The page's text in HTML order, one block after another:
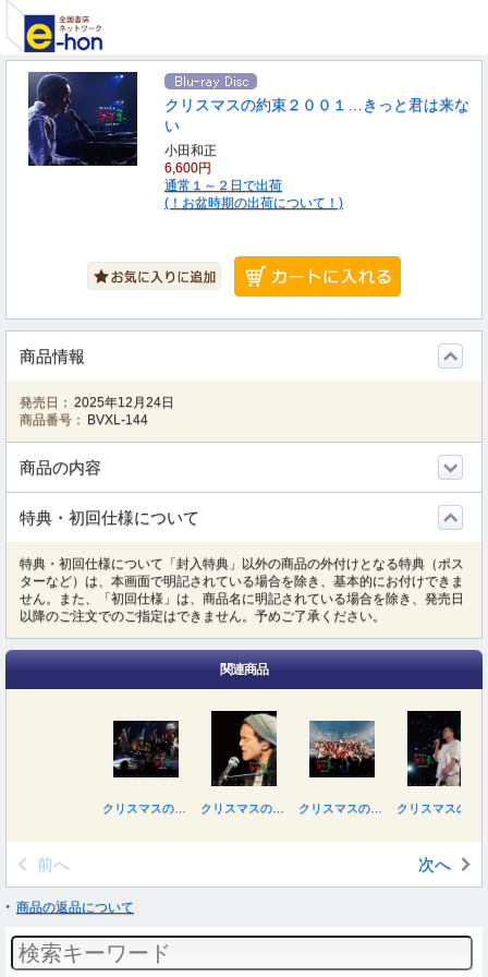
クリスマスの約束２００１…きっと君は来な
い
小田和正
6,600円
通常１～２日で出荷
(！お盆時期の出荷について！)
商品情報
発売日： 2025年12月24日
商品番号：
BVXL-144
商品の内容
特典・初回仕様について
特典・初回仕様について「封入特典」以外の商品の外付けとなる特典（ポス
ターなど）は、本画面で明記されている場合を除き、基本的にお付けできま
せん。また、「初回仕様」は、商品名に明記されている場合を除き、発売日
以降のご注文でのご指定はできません。予めご了承ください。
関連商品
前へ 次へ
商品の返品について